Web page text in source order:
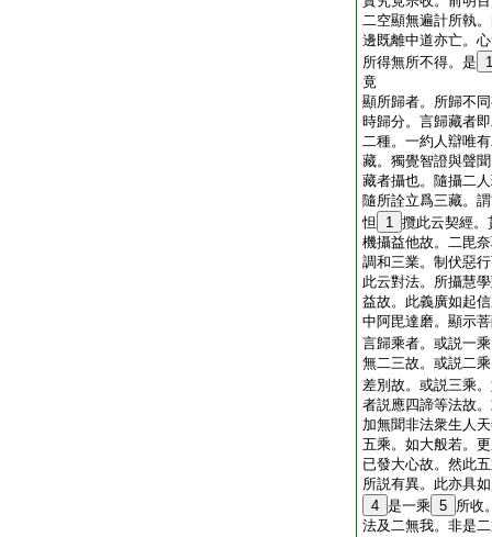
二空顯無遍計所執
邊既離中道亦亡。
所得無所不得。是
竟
顯所歸者。所歸不
時歸分。言歸藏者
二種。一約人辯唯
藏。獨覺智證與聲
藏者攝也。隨攝二
隨所詮立爲三藏。
怛
1 攬此云契經。
機攝益他故。二毘
調和三業。制伏惡
此云對法。所攝慧
益故。此義廣如起
中阿毘達磨。顯示
言歸乘者。或説一
無二三故。或説二
差別故。或説三乘
者説應四諦等法故
加無聞非法衆生人
五乘。如大般若。
已發大心故。然此
所説有異。此亦具
4 是一乘 5 所收
法及二無我。非是